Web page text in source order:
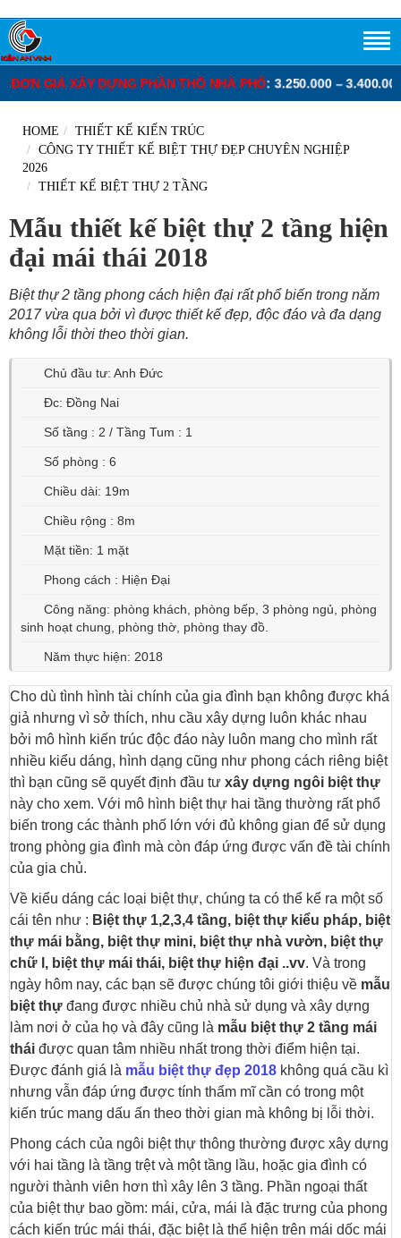
DỰNG PHẦN THÔ NHÀ PHỐ: 3.250.000 – 3.400.000 VNĐ/M2.
HOME
THIẾT KẾ KIẾN TRÚC
CÔNG TY THIẾT KẾ BIỆT THỰ ĐẸP CHUYÊN NGHIỆP
2026
THIẾT KẾ BIỆT THỰ 2 TẦNG
Mẫu thiết kế biệt thự 2 tầng hiện
đại mái thái 2018
Biệt thự 2 tầng phong cách hiện đại rất phổ biến trong năm
2017 vừa qua bởi vì được thiết kế đẹp, độc đáo và đa dạng
không lỗi thời theo thời gian.
Chủ đầu tư: Anh Đức
Đc: Đồng Nai
Số tầng : 2 / Tầng Tum : 1
Số phòng : 6
Chiều dài: 19m
Chiều rộng : 8m
Mặt tiền: 1 mặt
Phong cách : Hiện Đại
Công năng: phòng khách, phòng bếp, 3 phòng ngủ, phòng
sinh hoạt chung, phòng thờ, phòng thay đồ.
Năm thực hiện: 2018
Cho dù tình hình tài chính của gia đình bạn không được khá
giả nhưng vì sở thích, nhu cầu xây dựng luôn khác nhau
bởi mô hình kiến trúc độc đáo này luôn mang cho mình rất
nhiều kiểu dáng, hình dạng cũng như phong cách riêng biệt
thì bạn cũng sẽ quyết định đầu tư xây dựng ngôi biệt thự
này cho xem. Với mô hình biệt thự hai tầng thường rất phổ
biến trong các thành phố lớn với đủ không gian để sử dụng
trong phòng gia đình mà còn đáp ứng được vấn đề tài chính
của gia chủ.
Về kiểu dáng các loại biệt thự, chúng ta có thể kể ra một số
cái tên như : Biệt thự 1,2,3,4 tầng, biệt thự kiểu pháp, biệt
thự mái bằng, biệt thự mini, biệt thự nhà vườn, biệt thự
chữ l, biệt thự mái thái, biệt thự hiện đại ..vv. Và trong
ngày hôm nay, các bạn sẽ được chúng tôi giới thiệu về mẫu
biệt thự đang được nhiều chủ nhà sử dụng và xây dựng
làm nơi ở của họ và đây cũng là mẫu biệt thự 2 tầng mái
thái được quan tâm nhiều nhất trong thời điểm hiện tại.
Được đánh giá là mẫu biệt thự đẹp 2018 không quá cầu kì
nhưng vẫn đáp ứng được tính thẩm mĩ cần có trong một
kiến trúc mang dấu ấn theo thời gian mà không bị lỗi thời.
Phong cách của ngôi biệt thự thông thường được xây dựng
với hai tầng là tầng trệt và một tầng lầu, hoặc gia đình có
người thành viên hơn thì xây lên 3 tầng. Phần ngoại thất
của biệt thự bao gồm: mái, cửa, mái là đặc trưng của phong
cách kiến ​​trúc mái thái, đặc biệt là thể hiện trên mái dốc mái